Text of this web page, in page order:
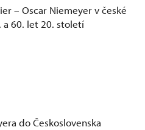
– Oscar Niemeyer v české
a 60. let 20. století
do Československa